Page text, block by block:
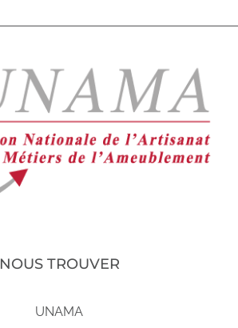
NOUS TROUVER
UNAMA